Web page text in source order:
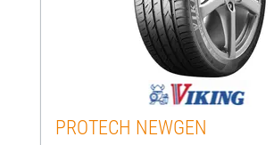
PROTECH NEWGEN